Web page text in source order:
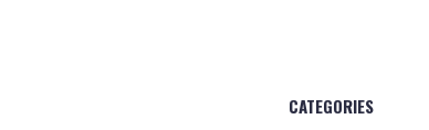
CATEGORIES